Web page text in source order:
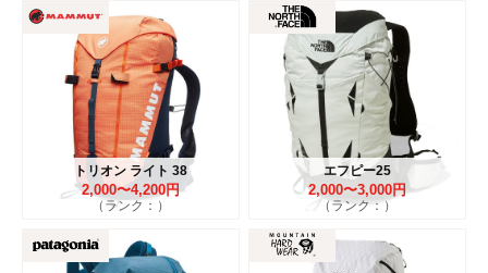
トリオン ライト 38
2,000〜4,200円
（ランク：）
エフピー25
2,000〜3,000円
（ランク：）